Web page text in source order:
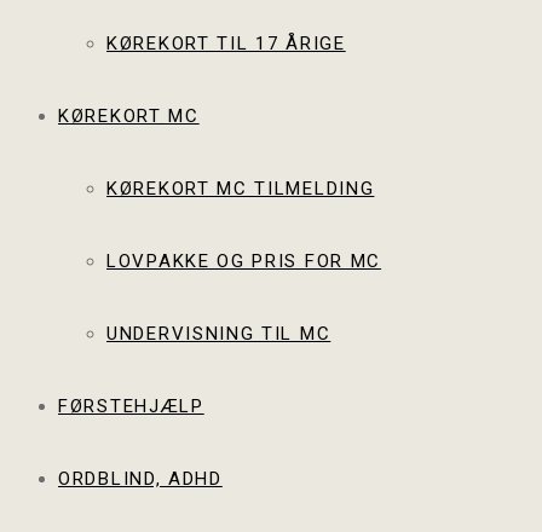
KØREKORT TIL 17 ÅRIGE
KØREKORT MC
KØREKORT MC TILMELDING
LOVPAKKE OG PRIS FOR MC
UNDERVISNING TIL MC
FØRSTEHJÆLP
ORDBLIND, ADHD